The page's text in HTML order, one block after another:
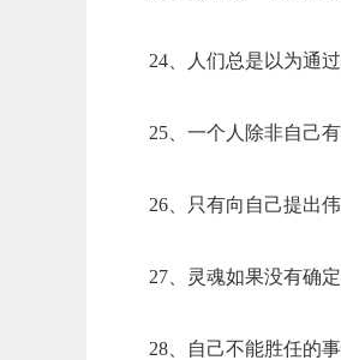
24、人们总是以为通
25、一个人除非自己
26、只有向自己提出
27、灵魂如果没有确
28、自己不能胜任的